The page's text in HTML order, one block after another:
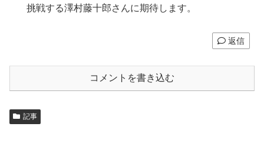
挑戦する澤村藤十郎さんに期待します。
返信
コメントを書き込む
記事